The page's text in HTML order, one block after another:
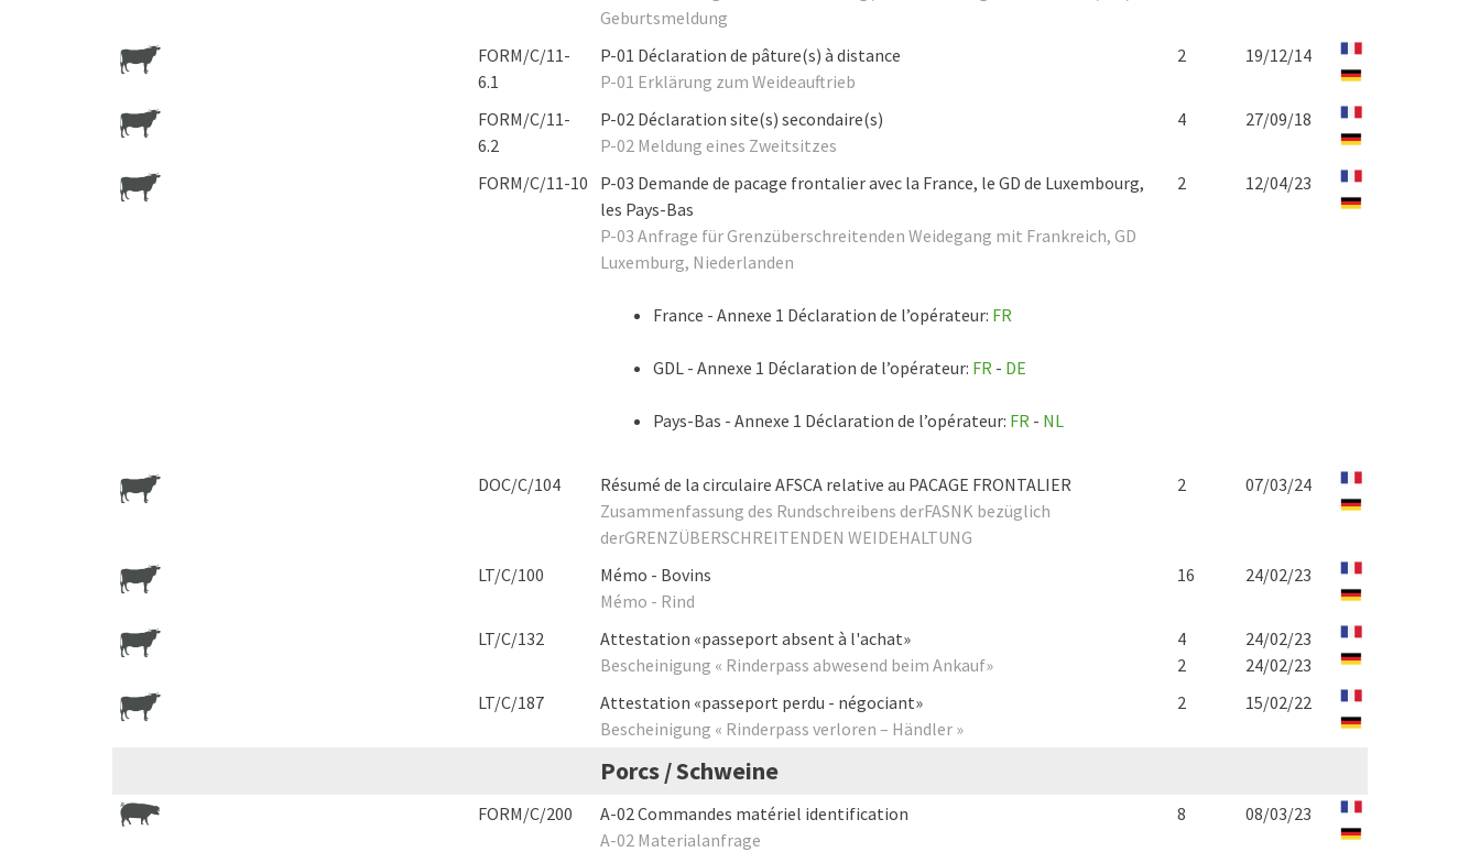
Geburtsmeldung
FORM/C/11-
6.1
P-01 Déclaration de pâture(s) à distance
P-01 Erklärung zum Weideauftrieb
2 19/12/14
FORM/C/11-
6.2
P-02 Déclaration site(s) secondaire(s)
P-02 Meldung eines Zweitsitzes
4 27/09/18
FORM/C/11-10
P-03 Demande de pacage frontalier avec la France, le GD de Luxembourg,
les Pays-Bas
P-03 Anfrage für Grenzüberschreitenden Weidegang mit Frankreich, GD
Luxemburg, Niederlanden
France - Annexe 1 Déclaration de l’opérateur: FR
GDL - Annexe 1 Déclaration de l’opérateur: FR - DE
Pays-Bas - Annexe 1 Déclaration de l’opérateur: FR - NL
2 12/04/23
DOC/C/104
Résumé de la circulaire AFSCA relative au PACAGE FRONTALIER
Zusammenfassung des Rundschreibens derFASNK bezüglich
derGRENZÜBERSCHREITENDEN WEIDEHALTUNG
2 07/03/24
LT/C/100
Mémo - Bovins
Mémo - Rind
16 24/02/23
LT/C/132
Attestation «passeport absent à l'achat»
Bescheinigung « Rinderpass abwesend beim Ankauf»
4
2
24/02/23
24/02/23
LT/C/187
Attestation «passeport perdu - négociant»
Bescheinigung « Rinderpass verloren – Händler »
2 15/02/22
Porcs / Schweine
FORM/C/200
A-02 Commandes matériel identification
A-02 Materialanfrage
8 08/03/23